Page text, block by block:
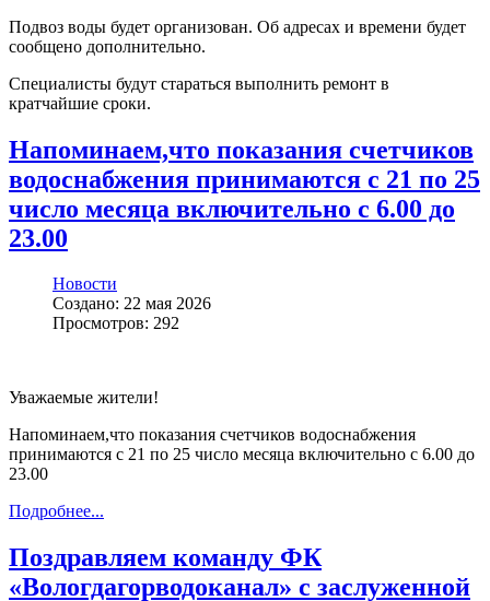
Подвоз воды будет организован. Об адресах и времени будет
сообщено дополнительно.
Специалисты будут стараться выполнить ремонт в
кратчайшие сроки.
Напоминаем,что показания счетчиков
водоснабжения принимаются с 21 по 25
число месяца включительно с 6.00 до
23.00
Новости
Создано: 22 мая 2026
Просмотров: 292
Уважаемые жители!
Напоминаем,что показания счетчиков водоснабжения
принимаются с 21 по 25 число месяца включительно с 6.00 до
23.00
Подробнее...
Поздравляем команду ФК
«Вологдагорводоканал» с заслуженной